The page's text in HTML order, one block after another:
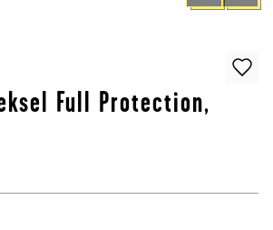
Full Protection,